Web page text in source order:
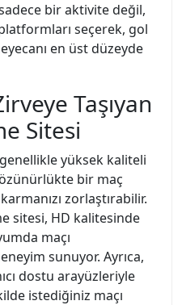
bir aktivite değil,
seçerek, gol
en üst düzeyde
Taşıyan
Sitesi
yüksek kaliteli
bir maç
zorlaştırabilir.
sitesi, HD kalitesinde
maçı
sunuyor. Ayrıca,
dostu arayüzleriyle
istediğiniz maçı